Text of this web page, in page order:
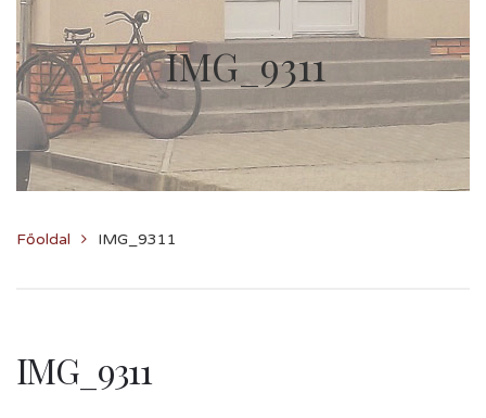
IMG_9311
Főoldal IMG_9311
IMG_9311